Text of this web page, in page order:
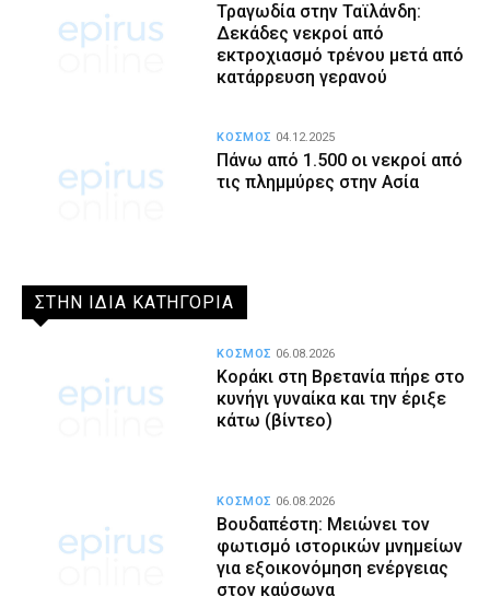
Τραγωδία στην Ταϊλάνδη:
Δεκάδες νεκροί από
εκτροχιασμό τρένου μετά από
κατάρρευση γερανού
Πάνω από 1.500 οι νεκροί από
τις πλημμύρες στην Ασία
ΚΟΣΜΟΣ 04.12.2025
ΣΤΗΝ ΙΔΙΑ ΚΑΤΗΓΟΡΙΑ
Κοράκι στη Βρετανία πήρε στο
κυνήγι γυναίκα και την έριξε
κάτω (βίντεο)
ΚΟΣΜΟΣ 06.08.2026
Βουδαπέστη: Μειώνει τον
φωτισμό ιστορικών μνημείων
για εξοικονόμηση ενέργειας
στον καύσωνα
ΚΟΣΜΟΣ 06.08.2026